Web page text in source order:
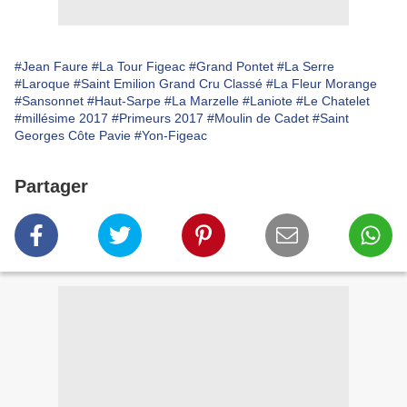
#Jean Faure #La Tour Figeac #Grand Pontet #La Serre
#Laroque #Saint Emilion Grand Cru Classé #La Fleur Morange
#Sansonnet #Haut-Sarpe #La Marzelle #Laniote #Le Chatelet
#millésime 2017 #Primeurs 2017 #Moulin de Cadet #Saint
Georges Côte Pavie #Yon-Figeac
Partager